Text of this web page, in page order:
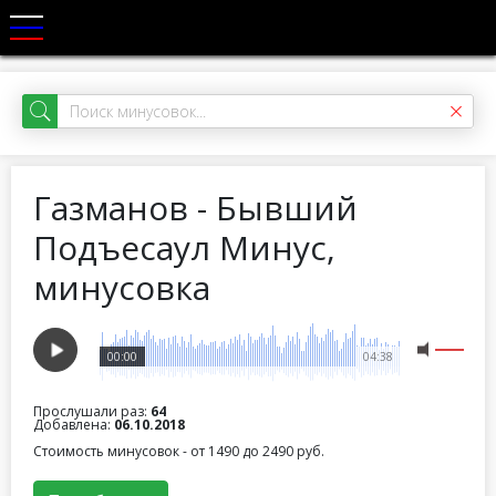
Газманов - Бывший
Подъесаул Минус,
минусовка
04:38
00:00
Прослушали раз: 64
Добавлена: 06.10.2018
Стоимость минусовок - от 1490 до 2490 руб.